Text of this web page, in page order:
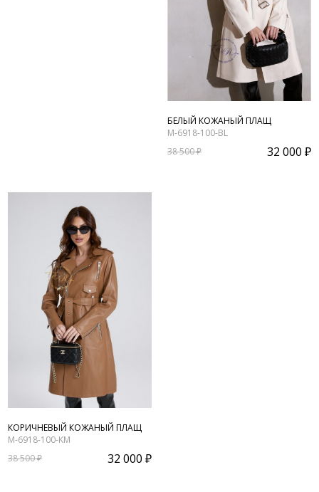
БЕЛЫЙ КОЖАНЫЙ ПЛАЩ
M-6918-100-BL
38 500 ₽
32 000 ₽
КОРИЧНЕВЫЙ КОЖАНЫЙ ПЛАЩ
M-6918-100-KM
38 500 ₽
32 000 ₽